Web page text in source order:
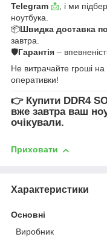
Telegram 📩 , і ми
ноутбука.
📦Швидка доставка по
завтра.
🛡Гарантія –
Не витрачайте гроші
оперативки!
👉 Купити DDR4
вже завтра ваш
очікували.
Приховати
Характеристики
Основні
Виробник